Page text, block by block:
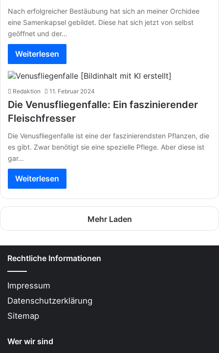
Nach erfolgreicher Bestäubung hat sich an meiner Orchidee
eine Samenkapsel gebildet. Diese hat sich jetzt von selbst
geöffnet und der…
Weiterlesen
Redaktion 11. Februar 2024
Die Venusfliegenfalle: Ein faszinierender
Fleischfresser
Die Venusfliegenfalle ist eine der faszinierendsten Pflanzen, die
es gibt. Zwar benötigt sie eine spezielle Pflege. Aber diese ist
gar…
Weiterlesen
Mehr Laden
Rechtliche Informationen
Impressum
Datenschutzerklärung
Sitemap
Wer wir sind